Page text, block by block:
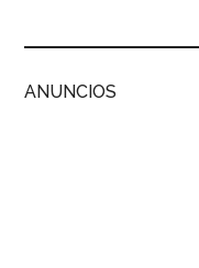
ANUNCIOS